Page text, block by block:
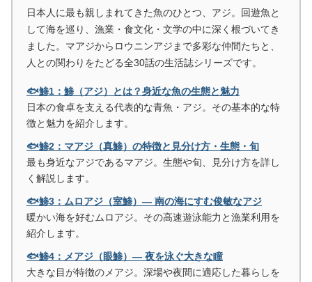
日本人に最も親しまれてきた魚のひとつ、アジ。回遊魚と
して海を巡り、漁業・食文化・文学の中に深く根づいてき
ました。マアジからロウニンアジまで多彩な仲間たちと、
人との関わりをたどる全30話の生活誌シリーズです。
🐟鯵1：鯵（アジ）とは？身近な魚の生態と魅力
日本の食卓を支える代表的な青魚・アジ。その基本的な特
徴と魅力を紹介します。
🐟鯵2：マアジ（真鯵）の特徴と見分け方・生態・旬
最も身近なアジであるマアジ。生態や旬、見分け方を詳し
く解説します。
🐟鯵3：ムロアジ（室鯵）― 南の海にすむ俊敏なアジ
暖かい海を好むムロアジ。その高速遊泳能力と漁業利用を
紹介します。
🐟鯵4：メアジ（眼鯵）― 夜を泳ぐ大きな瞳
大きな目が特徴のメアジ。深場や夜間に適応した暮らしを